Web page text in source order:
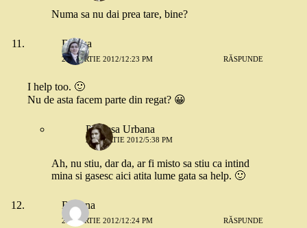
Numa sa nu dai prea tare, bine?
Denisa
23 MARTIE 2012/12:23 PM RĂSPUNDE
I help too. 🙂
Nu de asta facem parte din regat? 😀
Printesa Urbana
23 MARTIE 2012/5:38 PM
Ah, nu stiu, dar da, ar fi misto sa stiu ca intind
mina si gasesc aici atita lume gata sa help. 🙂
Roxana
23 MARTIE 2012/12:24 PM RĂSPUNDE